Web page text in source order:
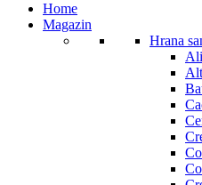
Home
Magazin
Hrana